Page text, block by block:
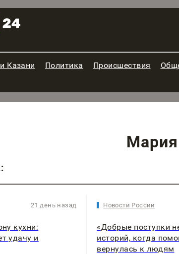
Казани Политика Происшествия
21 день назад
кухни:
удачу и
Новости России
«Добрые поступки
историй, когда
вернулась к людям